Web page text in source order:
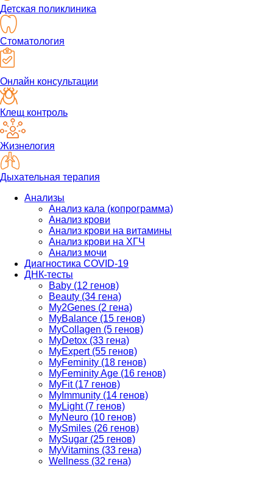
Детская поликлиника
Стоматология
Онлайн консультации
Клещ контроль
Жизнелогия
Дыхательная терапия
Анализы
Анализ кала (копрограмма)
Анализ крови
Анализ крови на витамины
Анализ крови на ХГЧ
Анализ мочи
Диагностика COVID-19
ДНК-тесты
Baby (12 генов)
Beauty (34 гена)
My2Genes (2 гена)
MyBalance (15 генов)
MyCollagen (5 генов)
MyDetox (33 гена)
MyExpert (55 генов)
MyFeminity (18 генов)
MyFeminity Age (16 генов)
MyFit (17 генов)
MyImmunity (14 генов)
MyLight (7 генов)
MyNeuro (10 генов)
MySmiles (26 генов)
MySugar (25 генов)
MyVitamins (33 гена)
Wellness (32 гена)